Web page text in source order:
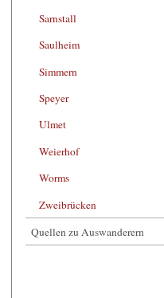
Sarnstall
Saulheim
Simmern
Speyer
Ulmet
Weierhof
Worms
Zweibrücken
Quellen zu Auswanderern